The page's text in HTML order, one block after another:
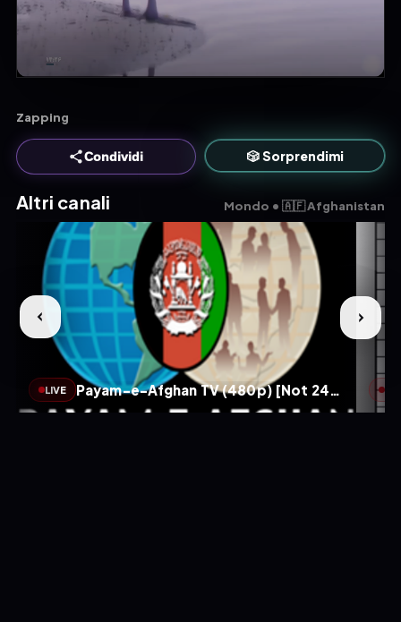
Zapping
Condividi 🎲 Sorprendimi
Altri canali Mondo • 🇦🇫 Afghanistan
LIVE Payam-e-Afghan TV (480p) [Not 24/7]